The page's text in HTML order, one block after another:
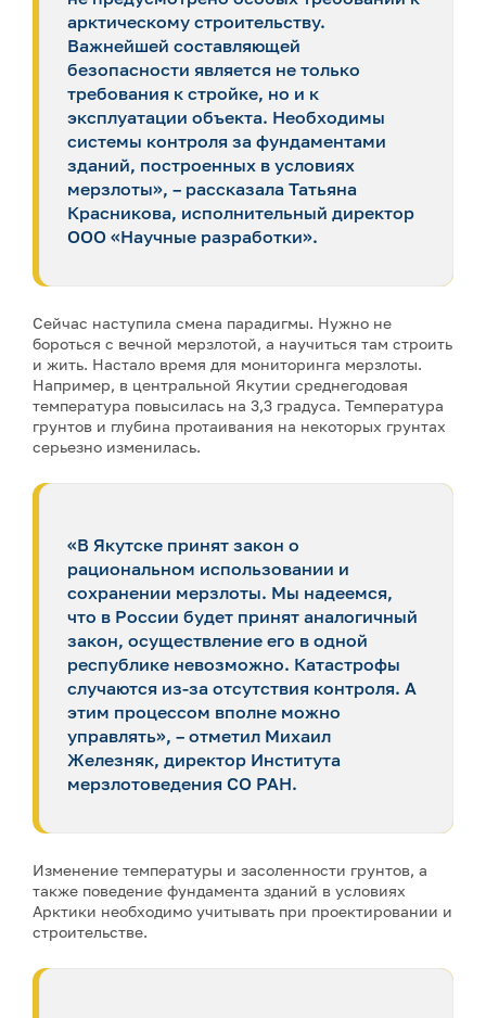
арктическому строительству.
Важнейшей составляющей
безопасности является не только
требования к стройке, но и к
эксплуатации объекта. Необходимы
системы контроля за фундаментами
зданий, построенных в условиях
мерзлоты», – рассказала Татьяна
Красникова, исполнительный директор
ООО «Научные разработки».
Сейчас наступила смена парадигмы. Нужно не
бороться с вечной мерзлотой, а научиться там строить
и жить. Настало время для мониторинга мерзлоты.
Например, в центральной Якутии среднегодовая
температура повысилась на 3,3 градуса. Температура
грунтов и глубина протаивания на некоторых грунтах
серьезно изменилась.
«В Якутске принят закон о
рациональном использовании и
сохранении мерзлоты. Мы надеемся,
что в России будет принят аналогичный
закон, осуществление его в одной
республике невозможно. Катастрофы
случаются из-за отсутствия контроля. А
этим процессом вполне можно
управлять», – отметил Михаил
Железняк, директор Института
мерзлотоведения СО РАН.
Изменение температуры и засоленности грунтов, а
также поведение фундамента зданий в условиях
Арктики необходимо учитывать при проектировании и
строительстве.